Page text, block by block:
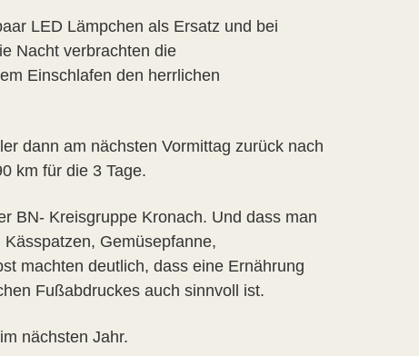
LED Lämpchen als Ersatz und bei
Nacht verbrachten die
Einschlafen den herrlichen
dann am nächsten Vormittag zurück nach
km für die 3 Tage.
BN- Kreisgruppe Kronach. Und dass man
Gemüsepfanne,
machten deutlich, dass eine Ernährung
Fußabdruckes auch sinnvoll ist.
nächsten Jahr.